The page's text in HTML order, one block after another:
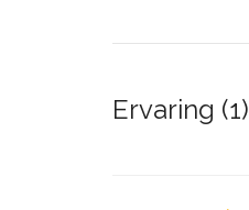
Ervaring (1)